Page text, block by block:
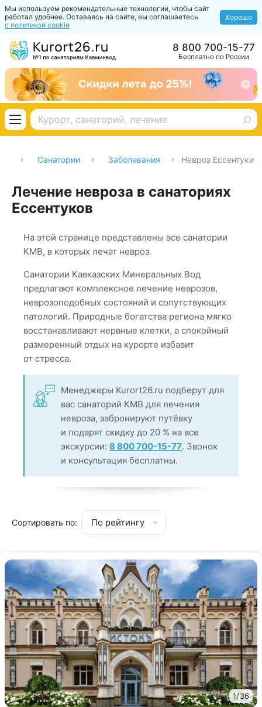
Мы используем рекомендательные технологии, чтобы сайт
работал удобнее. Оставаясь на сайте, вы соглашаетесь
с политикой cookie
Хорошо
Бесплатно по России
8 800 700-15-77
Санатории Заболевания Невроз Ессентуки
Лечение невроза в санаториях
Ессентуков
На этой странице представлены все санатории
КМВ, в которых лечат невроз.
Санатории Кавказских Минеральных Вод
предлагают комплексное лечение неврозов,
неврозоподобных состояний и сопутствующих
патологий. Природные богатства региона мягко
восстанавливают нервные клетки, а спокойный
размеренный отдых на курорте избавит
от стресса.
Менеджеры Kurort26.ru подберут для
вас санаторий КМВ для лечения
невроза, забронируют путёвку
и подарят скидку до 20 % на все
экскурсии: 8 800 700-15-77. Звонок
и консультация бесплатны.
Сортировать по: По рейтингу
1/36